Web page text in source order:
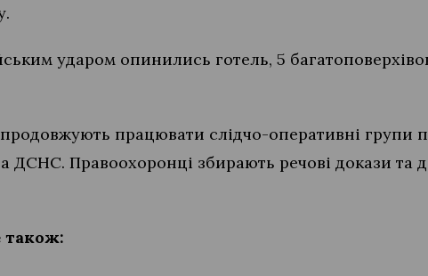
ударом опинились готель, 5
працювати слідчо-оперативні групи
ДСНС. Правоохоронці збирають речові докази та
також: